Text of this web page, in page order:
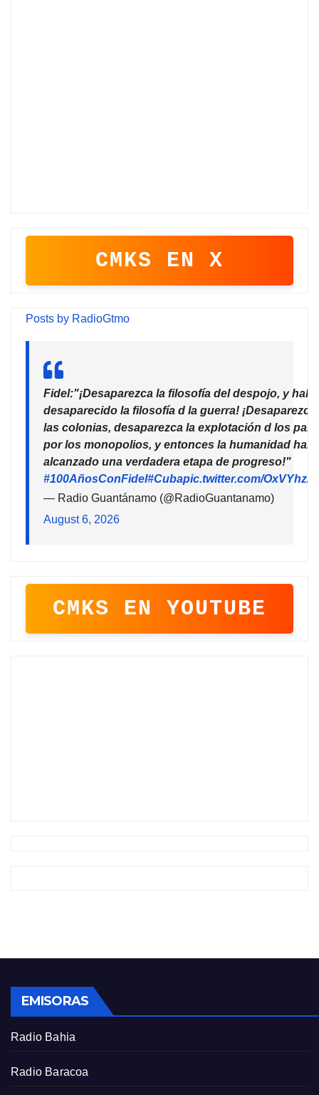
CMKS EN X
Posts by RadioGtmo
Fidel:"¡Desaparezca la filosofía del despojo, y
desaparecido la filosofía d la guerra!
las colonias, desaparezca la explotación d los
por los monopolios, y entonces la humanidad
alcanzado una verdadera etapa de progreso!"
#100AñosConFidel#Cubapic.twitter.com/
— Radio Guantánamo (@RadioGuantanamo)
August 6, 2026
CMKS EN YOUTUBE
EMISORAS
Radio Bahia
Radio Baracoa